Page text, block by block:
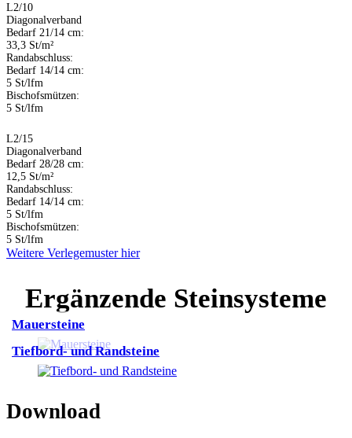
L2/10
Diagonalverband
Bedarf 21/14 cm:
33,3 St/m²
Randabschluss:
Bedarf 14/14 cm:
5 St/lfm
Bischofsmützen:
5 St/lfm
L2/15
Diagonalverband
Bedarf 28/28 cm:
12,5 St/m²
Randabschluss:
Bedarf 14/14 cm:
5 St/lfm
Bischofsmützen:
5 St/lfm
Weitere Verlegemuster hier
Ergänzende Steinsysteme
Mauersteine
Tiefbord- und Randsteine
Download